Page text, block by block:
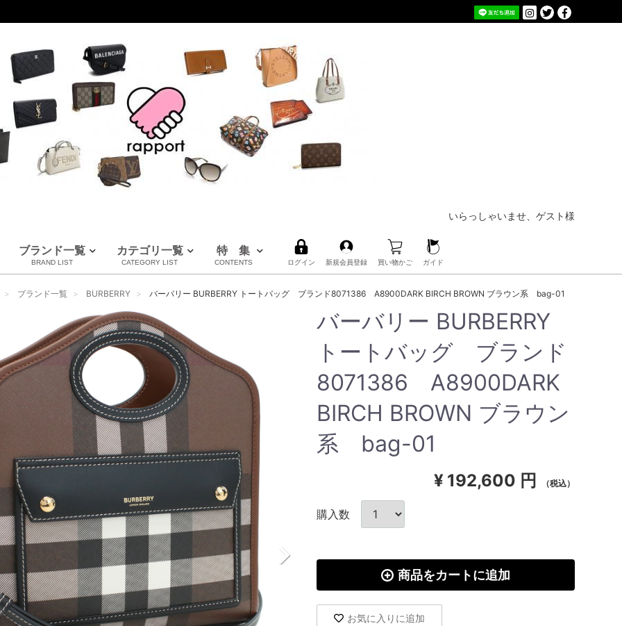
いらっしゃいませ、ゲスト様
ブランド一覧
BRAND LIST
ルイヴィトン
シャネル
エルメス
全てのブランドを見る
カテゴリ一覧
CATEGORY LIST
特 集
CONTENTS ログイン 新規会員登録 買い物かご ガイド
ブランド一覧 BURBERRY バーバリー BURBERRY トートバッグ ブランド8071386 A8900DARK BIRCH BROWN ブラウン系 bag-01
バーバリー BURBERRY
トートバッグ ブランド
8071386 A8900DARK
BIRCH BROWN ブラウン
系 bag-01
¥ 192,600 円 （税込）
購入数
商品をカートに追加
お気に入りに追加